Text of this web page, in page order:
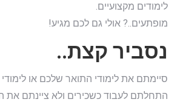
לימודים מקצועיים.
מופתעים..? אולי גם לכם מגיע!
נסביר קצת..
סיימתם את לימודי התואר שלכם או
התחלתם לעבוד כשכירים ולא ציינתם